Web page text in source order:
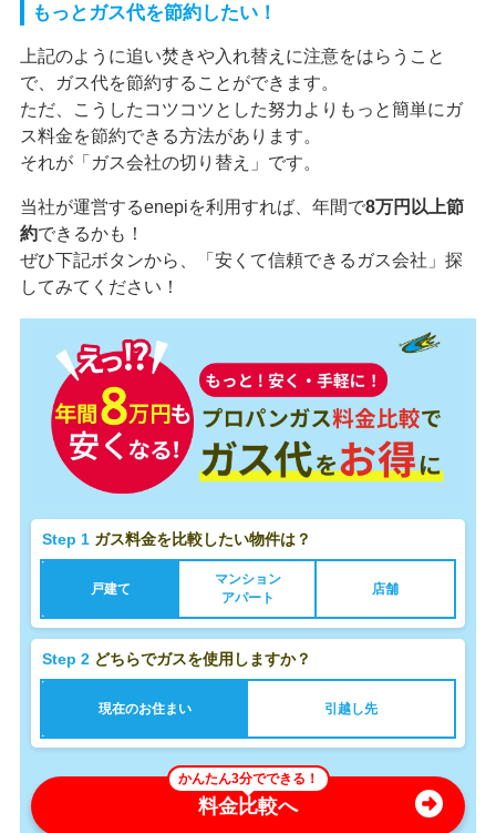
もっとガス代を節約したい！
上記のように追い焚きや入れ替えに注意をはらうこと
で、ガス代を節約することができます。
ただ、こうしたコツコツとした努力よりもっと簡単にガ
ス料金を節約できる方法があります。
それが「ガス会社の切り替え」です。
当社が運営するenepiを利用すれば、年間で8万円以上節
約できるかも！
ぜひ下記ボタンから、「安くて信頼できるガス会社」探
してみてください！
Step 1ガス料金を比較したい物件は？
戸建て
マンション
アパート
店舗
Step 2どちらでガスを使用しますか？
現在のお住まい 引越し先
かんたん3分でできる！
料金比較へ